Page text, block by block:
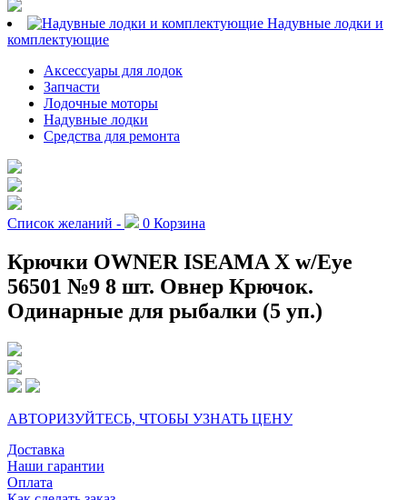
Надувные лодки и
комплектующие
Аксессуары для лодок
Запчасти
Лодочные моторы
Надувные лодки
Средства для ремонта
Список желаний - 0 Корзина
Крючки OWNER ISEAMA X w/Eye
56501 №9 8 шт. Овнер Крючок.
Одинарные для рыбалки (5 уп.)
АВТОРИЗУЙТЕСЬ, ЧТОБЫ УЗНАТЬ ЦЕНУ
Доставка
Наши гарантии
Оплата